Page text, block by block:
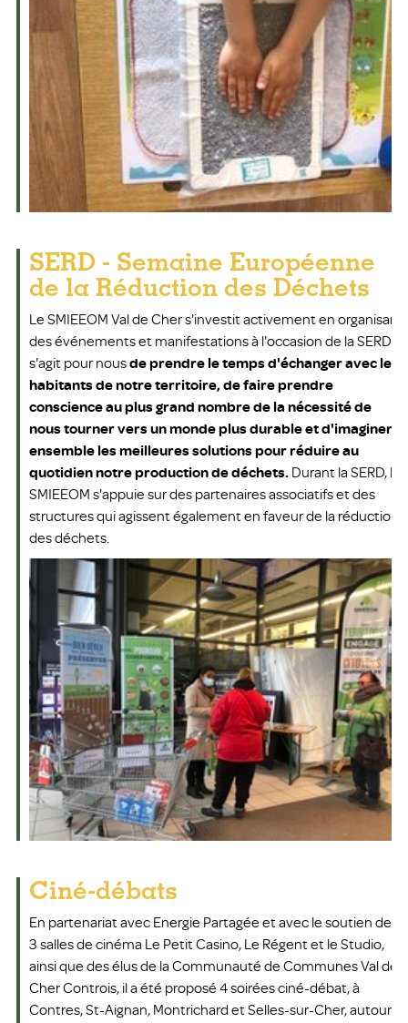
SERD - Semaine Européenne
de la Réduction des Déchets
Le SMIEEOM Val de Cher s'investit activement en organisant
des événements et manifestations à l'occasion de la SERD. Il
s'agit pour nousde prendre le temps d'échanger avec les
habitants de notre territoire, de faire prendre
conscience au plus grand nombre de la nécessité de
nous tourner vers un monde plus durable et d'imaginer
ensemble les meilleures solutions pour réduire au
quotidien notre production de déchets. Durant la SERD, le
SMIEEOM s'appuie sur des partenaires associatifs et des
structures qui agissent également en faveur de la réduction
des déchets.
Ciné-débats
En partenariat avec Energie Partagée et avec le soutien des
3 salles de cinéma Le Petit Casino, Le Régent et le Studio,
ainsi que des élus de la Communauté de Communes Val de
Cher Controis, il a été proposé 4 soirées ciné-débat, à
Contres, St-Aignan, Montrichard et Selles-sur-Cher, autour